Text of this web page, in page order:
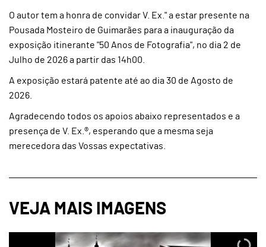
O autor tem a honra de convidar V. Ex." a estar presente na
Pousada Mosteiro de Guimarães para a inauguração da
exposição itinerante "50 Anos de Fotografia", no dia 2 de
Julho de 2026 a partir das 14h00.
A exposição estará patente até ao dia 30 de Agosto de
2026.
Agradecendo todos os apoios abaixo representados e a
presença de V. Ex.®, esperando que a mesma seja
merecedora das Vossas expectativas.